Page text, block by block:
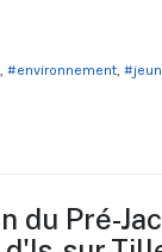
environnement
du Pré-